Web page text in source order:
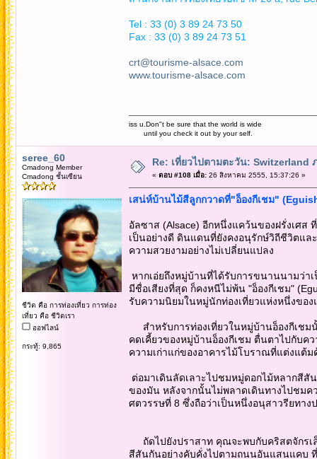
Tel : 33 (0) 3 89 24 73 50
Fax : 33 (0) 3 89 24 73 51
crt@tourisme-alsace.com
www.tourisme-alsace.com
iss u.Don"t be sure that the world is wide
until you check it out by your self.
seree_60
Cmadong Member
Cmadong ชั้นเซียน
ชีวิต คือ การท่องเที่ยว การท่อง
เที่ยว คือ ชีวิตเรา
ออฟไลน์
กระทู้: 9,865
Re: เที่ยวไปตามตะวัน: Switzerland
« ตอบ #108 เมื่อ:26 สิงหาคม 2555, 15:37:26 »
เสน่ห์บ้านไม้สีลูกกวาดที่"อ็องกีเชม"
อัลซาส (Alsace) อีกหนึ่งแคว้นของฝรั่งเศส
เป็นอย่างดี ดินแดนที่ยังคงอนุรักษ์วิถีชีวิตแล
ความสวยงามอย่างไม่เปลี่ยนแปลง
หากเอ่ยถึงหมู่บ้านที่ได้รับการขนานนามว่
มีชื่อเสียงที่สุด ก็คงหนีไม่พ้น "อ็องกีเชม"
รับความนิยมในหมู่นักท่องเที่ยวแห่งหนึ่งขอ
สำหรับการท่องเที่ยวในหมู่บ้านอ็องกีเชม
คดเคี้ยวของหมู่บ้านอ็องกีเชม ตื่นตาไปกับค
ความเก่าแก่ของอาคารไม้โบราณที่แต่งแต้
ต่อมาเดินลัดเลาะไปชมหมู่ดอกไม้หลากสีสั
ของมัน หลังจากนั้นไม่พลาดเดินทางไปชมค
ศตวรรษที่ 8 ซึ่งถือว่าเป็นหนึ่งอนุสาวรียทา
ถัดไปยังปราสาท คุณจะพบกับคริสตจักรเ
สีสันกันอย่างคับคั่งไปตามถนนอันแสนแคบ